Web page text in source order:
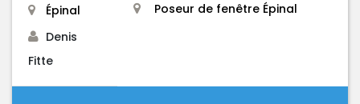
Épinal
Denis
Fitte
Poseur de fenêtre Épinal